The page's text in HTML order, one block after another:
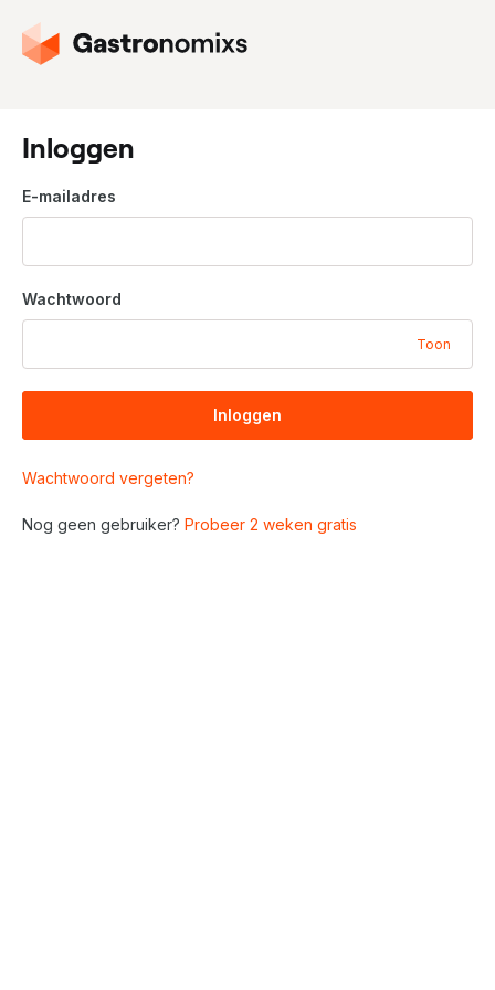
G
a
a
r
d
e
o
m
e
a
g
n
a
Inloggen
E-mailadres
Wachtwoord
Toon
Inloggen
Wachtwoord vergeten?
Nog geen gebruiker? Probeer 2 weken gratis